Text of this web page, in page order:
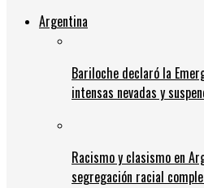
Argentina
Bariloche declaró la
intensas nevadas y
Racismo y clasismo en
segregación racial